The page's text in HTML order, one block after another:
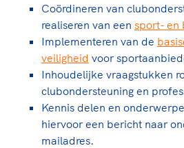
Coördineren van
realiseren van een sport- en
Implementeren van de
veiligheid voor
Inhoudelijke vraagstukken
clubondersteuning en
Kennis delen en
hiervoor een bericht naar
mailadres.